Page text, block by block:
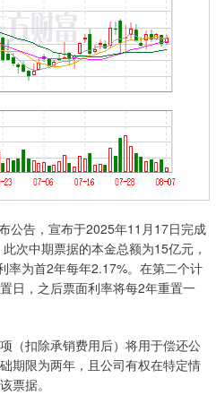
告，宣布于2025年11月17日完成
次中期票据的本金总额为15亿元，
率为首2年每年2.17%。在第二个计
日，之后票面利率将每2年重置一
扣除承销费用后）将用于偿还公
期限为两年，且公司有权在特定情
票据。